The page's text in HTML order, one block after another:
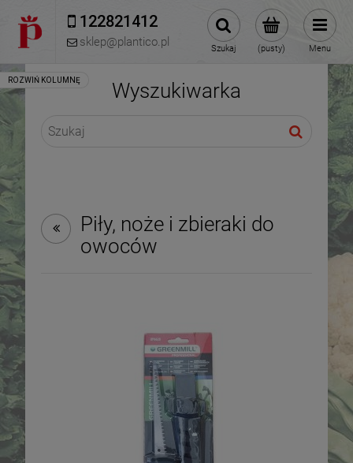
122821412
sklep@plantico.pl (pusty)
Szukaj Menu
Wyszukiwarka
Piły, noże i zbieraki do
owoców